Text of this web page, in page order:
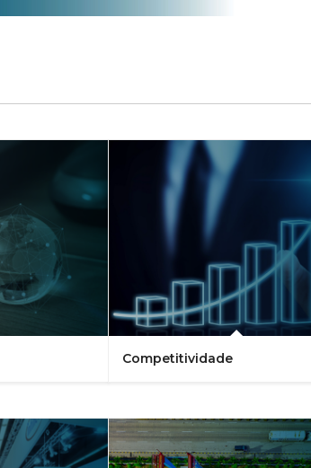
Competitividade